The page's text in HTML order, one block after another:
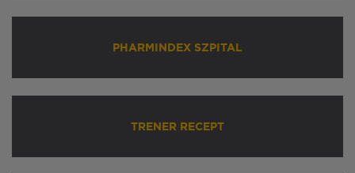
PHARMINDEX SZPITAL
TRENER RECEPT